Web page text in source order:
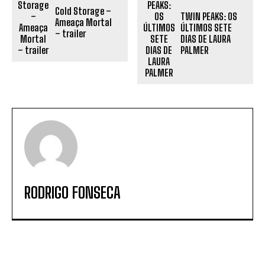
Cold Storage –
Ameaça Mortal
– trailer
TWIN PEAKS: OS
ÚLTIMOS SETE
DIAS DE LAURA
PALMER
RODRIGO FONSECA